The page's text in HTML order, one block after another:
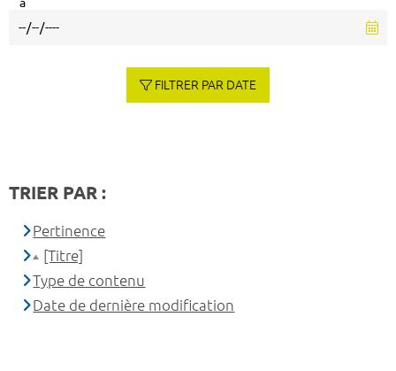
à
FILTRER PAR DATE
TRIER PAR :
Pertinence
[Titre]
Type de contenu
Date de dernière modification